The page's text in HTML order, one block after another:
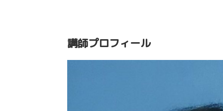
講師プロフィール